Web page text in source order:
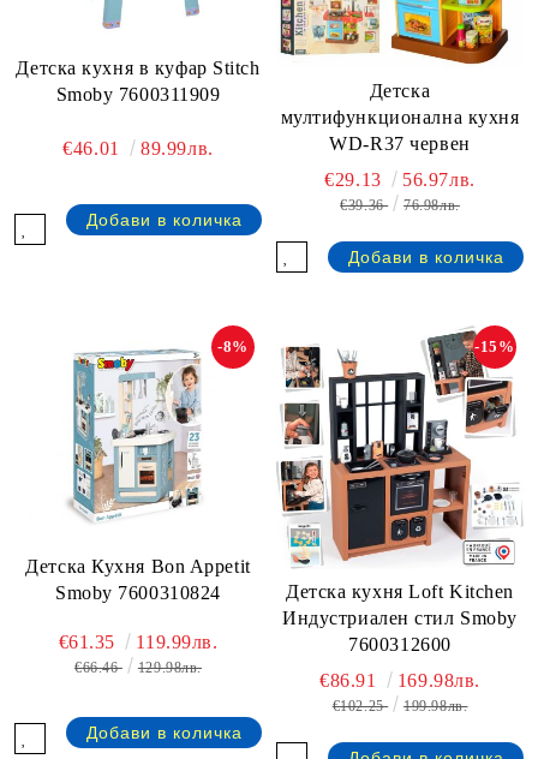
Детска кухня в куфар Stitch
Smoby 7600311909
€46.01 89.99лв.
Детска
мултифункционална кухня
WD-R37 червен
€29.13 56.97лв.
€39.36 76.98лв.
Детска Кухня Bon Appetit
Smoby 7600310824
-8%
€61.35 119.99лв.
€66.46 129.98лв.
Детска кухня Loft Kitchen
Индустриален стил Smoby
7600312600
-15%
€86.91 169.98лв.
€102.25 199.98лв.